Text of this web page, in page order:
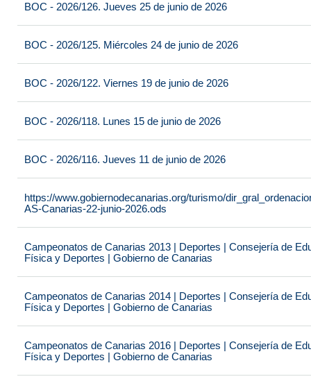
BOC - 2026/126. Jueves 25 de junio de 2026
BOC - 2026/125. Miércoles 24 de junio de 2026
BOC - 2026/122. Viernes 19 de junio de 2026
BOC - 2026/118. Lunes 15 de junio de 2026
BOC - 2026/116. Jueves 11 de junio de 2026
https://www.gobiernodecanarias.org/turismo/
AS-Canarias-22-junio-2026.ods
Campeonatos de Canarias 2013 | Deportes | Consejería de
Física y Deportes | Gobierno de Canarias
Campeonatos de Canarias 2014 | Deportes | Consejería de
Física y Deportes | Gobierno de Canarias
Campeonatos de Canarias 2016 | Deportes | Consejería de
Física y Deportes | Gobierno de Canarias